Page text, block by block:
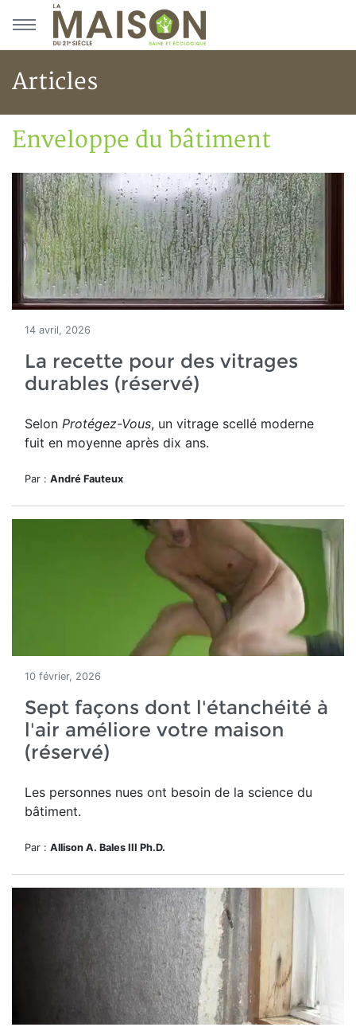
Aller au menu principal
Aller au contenu principal
Articles
Accueil
Construction verte
Enveloppe du bâtiment
Enveloppe du bâtiment
14 avril, 2026
La recette pour des vitrages
durables (réservé)
Selon Protégez-Vous, un vitrage scellé moderne
fuit en moyenne après dix ans.
Par : André Fauteux
10 février, 2026
Sept façons dont l'étanchéité à
l'air améliore votre maison
(réservé)
Les personnes nues ont besoin de la science du
bâtiment.
Par : Allison A. Bales III Ph.D.